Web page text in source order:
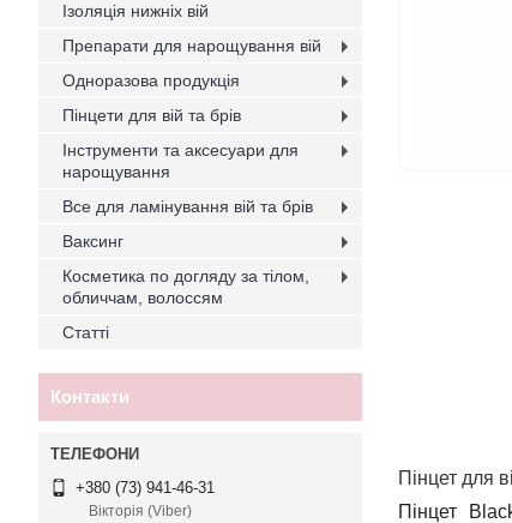
Пінцет для
Пінцет
Ізоляція нижніх вій
Препарати для нарощування вій
Одноразова продукція
Пінцети для вій та брів
Інструменти та аксесуари для
нарощування
Все для ламінування вій та брів
Ваксинг
Косметика по догляду за тілом,
обличчам, волоссям
Статті
Контакти
+380 (73) 941-46-31
Вікторія (Viber)